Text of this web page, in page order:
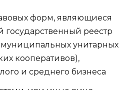
форм, являющиеся
реестр
унитарных
кооперативов),
и среднего бизнеса